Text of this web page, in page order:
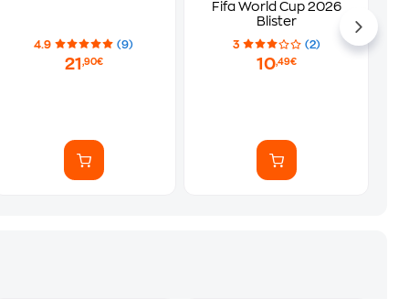
4.9 (9)
21 ,90€
Fifa World Cup 2026
Blister
3 (2)
10,49€